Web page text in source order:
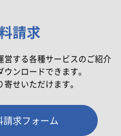
請求
営する各種サービスのご紹介
ウンロードできます。
寄せいただけます。
請求フォーム